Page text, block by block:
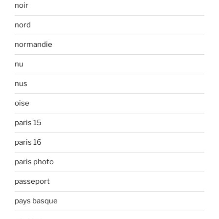
noir
nord
normandie
nu
nus
oise
paris 15
paris 16
paris photo
passeport
pays basque